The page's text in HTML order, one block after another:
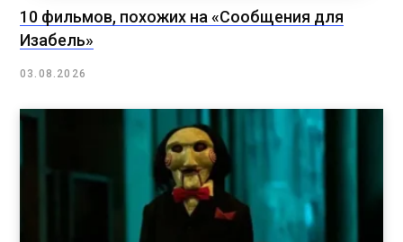
10 фильмов, похожих на «Сообщения для
Изабель»
03.08.2026